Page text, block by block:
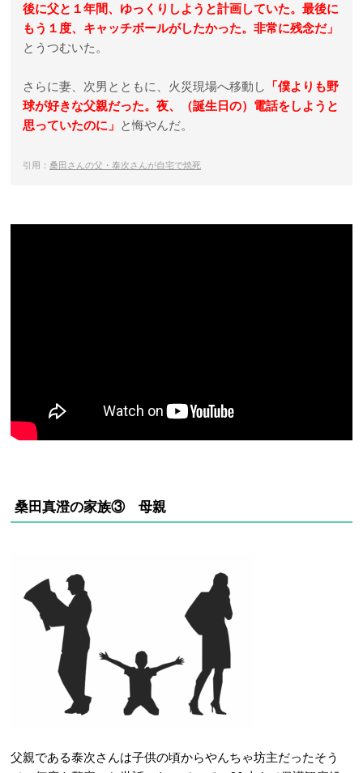
後に父と１年間、ゆっくりしようと計画していた。最後に
もう１度、キャッチボールがしたかった。非常に残念だ」
とうつむいた。
さらに妻、次男とともに、火災現場へ移動し
「僕よりも野
球が好きな父親だった。夜、（誕生日の）電話をしようと
思っていたのに」 と悔やんだ。
引用： 桑田さんの父・泰次さんが自宅で焼死
桑田真澄の家族③ 母親
父親である泰次さんは子供の頃からやんちゃ坊主だったそう